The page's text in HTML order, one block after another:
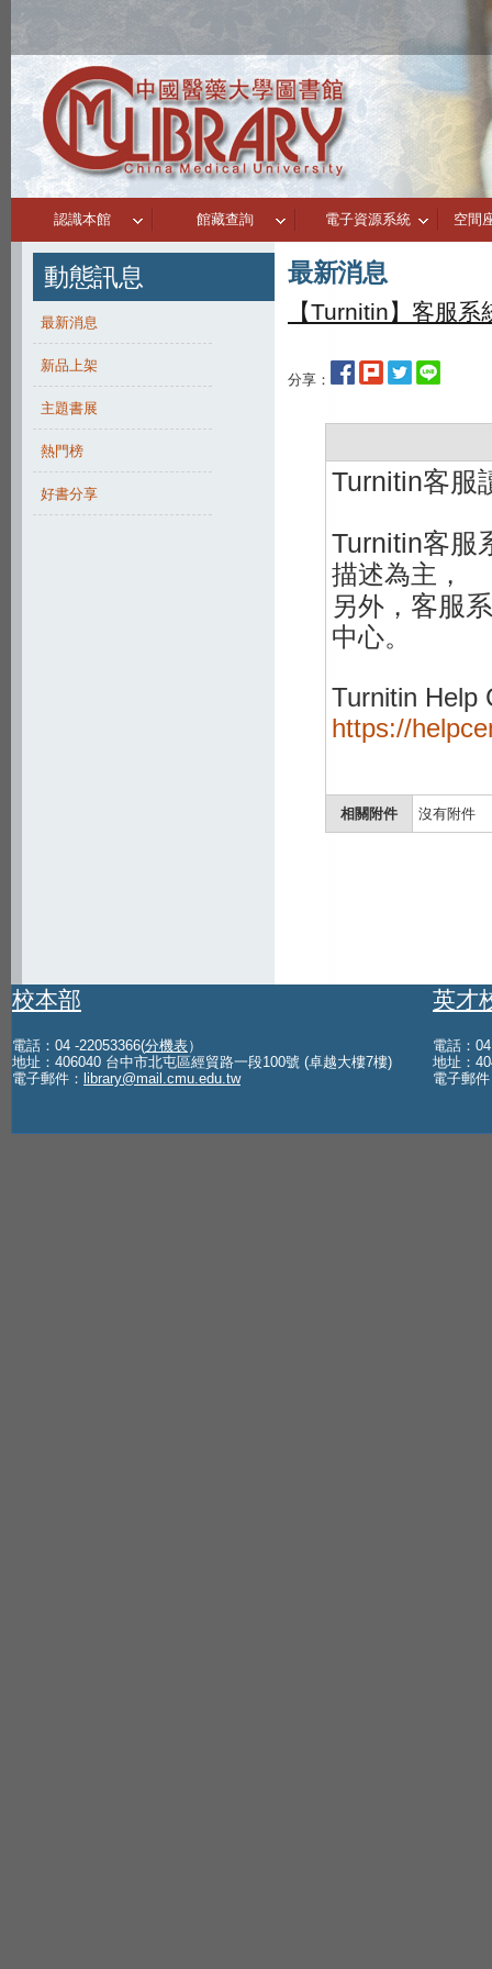
認識本館 館藏查詢 電子資源系統 空間
動態訊息
最新消息
新品上架
主題書展
熱門榜
好書分享
最新消息
【Turnitin】客服
分享：
Turnitin客服
Turnitin客服
描述為主，
另外， 客服
中心。
Turnitin Help
https://
相關附件 沒有附件
校本部
電話：04 -22053366(分機表）
地址：406040 台中市北屯區經貿路一段100號 (卓越大樓7樓)
電子郵件： library@mail.cmu.edu.tw
英才
電話：
地址：
電子郵